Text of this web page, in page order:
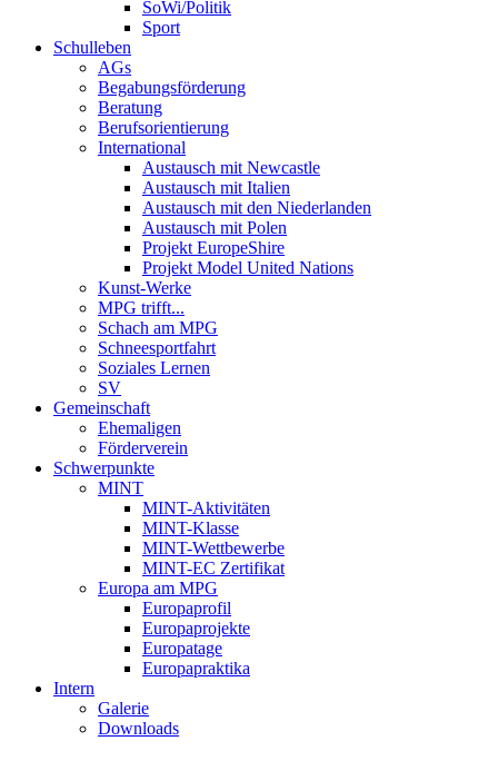
SoWi/Politik
Sport
Schulleben
AGs
Begabungsförderung
Beratung
Berufsorientierung
International
Austausch mit Newcastle
Austausch mit Italien
Austausch mit den Niederlanden
Austausch mit Polen
Projekt EuropeShire
Projekt Model United Nations
Kunst-Werke
MPG trifft...
Schach am MPG
Schneesportfahrt
Soziales Lernen
SV
Gemeinschaft
Ehemaligen
Förderverein
Schwerpunkte
MINT
MINT-Aktivitäten
MINT-Klasse
MINT-Wettbewerbe
MINT-EC Zertifikat
Europa am MPG
Europaprofil
Europaprojekte
Europatage
Europapraktika
Intern
Galerie
Downloads